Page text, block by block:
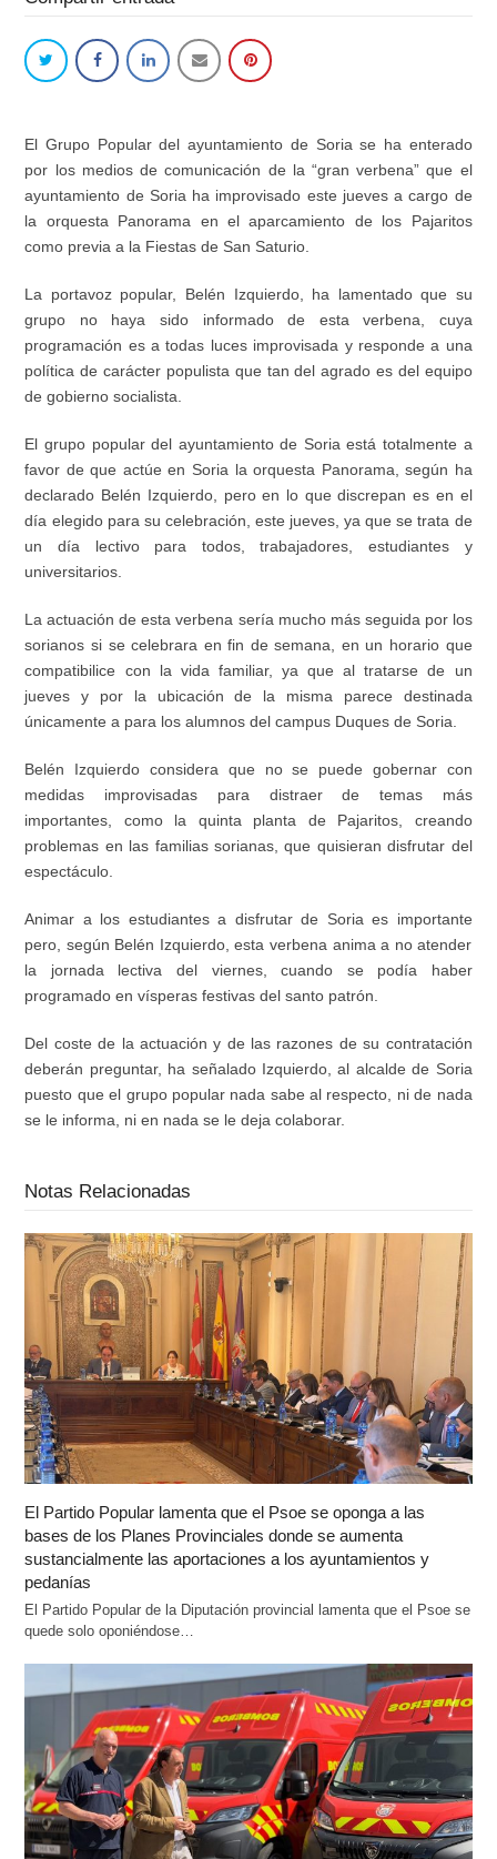
El Grupo Popular del ayuntamiento de Soriase ha enterado
por los medios de comunicación de la “gran verbena” que el
ayuntamiento de Soria ha improvisado este jueves a cargo de
la orquesta Panorama en el aparcamiento de los Pajaritos
como previa a la Fiestas de San Saturio.
La portavoz popular, Belén Izquierdo, ha lamentado que su
grupo no haya sido informado de esta verbena, cuya
programación es a todas luces improvisada y responde a una
política de carácter populista que tan del agrado es del equipo
de gobierno socialista.
El grupo popular del ayuntamiento de Soria está totalmente a
favor de que actúe en Soria la orquesta Panorama, según ha
declarado Belén Izquierdo, pero en lo que discrepan es en el
día elegido para su celebración, este jueves, ya que se trata de
un día lectivo para todos, trabajadores, estudiantes y
universitarios.
La actuación de esta verbena sería mucho más seguida por los
sorianos sise celebrara en fin de semana, en un horario que
compatibilice con la vida familiar, ya que al tratarse de un
jueves y por la ubicación de la misma parece destinada
únicamente a para los alumnos del campus Duques de Soria.
Belén Izquierdo considera que no se puede gobernar con
medidas improvisadas para distraer de temas más
importantes, como la quinta planta de Pajaritos, creando
problemas en las familias sorianas, que quisieran disfrutar del
espectáculo.
Animar a los estudiantes a disfrutar de Soria es importante
pero, según Belén Izquierdo, esta verbena anima a no atender
la jornada lectiva del viernes, cuando se podía haber
programado en vísperas festivas del santo patrón.
Del coste de la actuación y de las razones de su contratación
deberán preguntar, ha señalado Izquierdo, al alcalde de Soria
puesto que el grupo popular nada sabe al respecto, ni de nada
se le informa, ni en nada se le deja colaborar.
Notas Relacionadas
El Partido Popular lamenta que el Psoe se oponga a las
bases de los Planes Provinciales donde se aumenta
sustancialmente las aportaciones a los ayuntamientos y
pedanías
El Partido Popular de la Diputación provincial lamenta que el Psoe se
quede solo oponiéndose…